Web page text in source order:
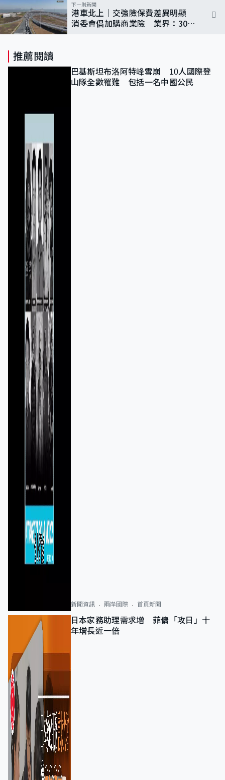
下一則新聞
港車北上｜交強險保費差異明顯
消委會倡加購商業險 業界：300
推薦閱讀
巴基斯坦布洛阿特峰雪崩 10人國際登
山隊全數罹難 包括一名中國公民
新聞資訊 兩岸國際 首頁新聞
日本家務助理需求增 菲傭「攻日」十
年增長近一倍